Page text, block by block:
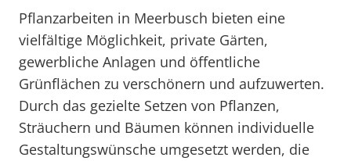
Pflanzarbeiten in Meerbusch bieten eine
vielfältige Möglichkeit, private Gärten,
gewerbliche Anlagen und öffentliche
Grünflächen zu verschönern und aufzuwerten.
Durch das gezielte Setzen von Pflanzen,
Sträuchern und Bäumen können individuelle
Gestaltungswünsche umgesetzt werden, die